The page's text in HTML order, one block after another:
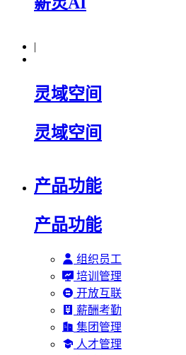
|
灵域空间
灵域空间
产品功能
产品功能
组织员工
培训管理
开放互联
薪酬考勤
集团管理
人才管理